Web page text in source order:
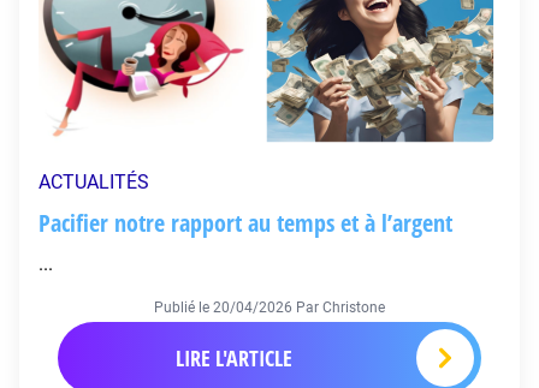
ACTUALITÉS
Pacifier notre rapport au temps et à l’argent
...
Publié le 20/04/2026 Par Christone
LIRE L'ARTICLE